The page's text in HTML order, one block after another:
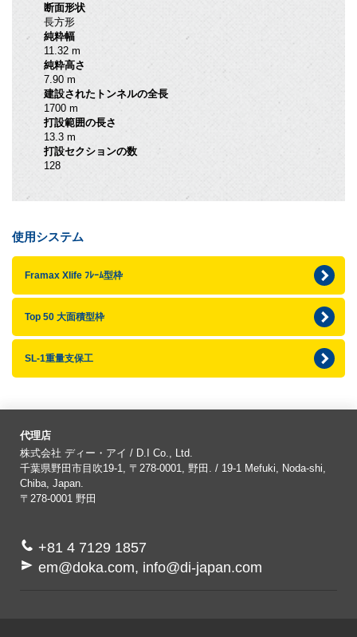
断面形状
長方形
純粋幅
11.32 m
純粋高さ
7.90 m
建設されたトンネルの全長
1700 m
打設範囲の長さ
13.3 m
打設セクションの数
128
使用システム
Framax Xlife ﾌﾚｰﾑ型枠
Top 50 大面積型枠
SL-1重量支保工
代理店
株式会社 ディー・アイ / D.I Co., Ltd.
千葉県野田市目吹19-1, 〒278-0001, 野田. / 19-1 Mefuki, Noda-shi,
Chiba, Japan.
〒278-0001 野田
+81 4 7129 1857
em@doka.com, info@di-japan.com